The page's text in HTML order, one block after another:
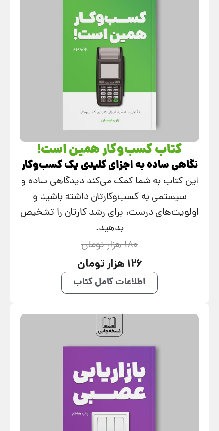
کتاب کسب‌وکار همین است!
نگاهی ساده به اجزای کلیدی یک کسب‌وکار
این کتاب به شما کمک می‌کند دیدگاهی ساده و
سیستمی به کسب‌وکارتان داشته باشید و
اولویت‌های درست، برای رشد کارتان را تشخیص
بدهید.
180 هزار تومان
126 هزار تومان
اطلاعات کامل کتاب